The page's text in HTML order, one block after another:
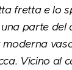
fretta e lo
parte
Vicino al